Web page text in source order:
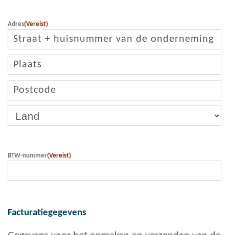
Adres(Vereist)
huisnummer
BTW-nummer(Vereist)
Facturatiegegevens